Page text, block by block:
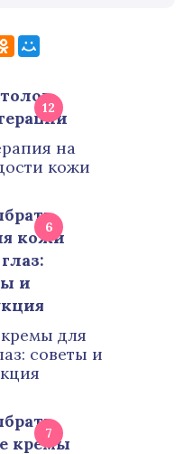
12
на
кожи
6
для
советы и
7